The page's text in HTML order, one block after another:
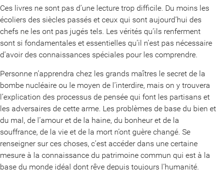
Ces livres ne sont pas d’une lecture trop difficile. Du moins les
écoliers des siècles passés et ceux qui sont aujourd’hui des
chefs ne les ont pas jugés tels. Les vérités qu’ils renferment
sont si fondamentales et essentielles qu’il n’est pas nécessaire
d’avoir des connaissances spéciales pour les comprendre.
Personne n’apprendra chez les grands maîtres le secret de la
bombe nucléaire ou le moyen de l’interdire, mais on y trouvera
l’explication des processus de pensée qui font les partisans et
les adversaires de cette arme. Les problèmes de base du bien et
du mal, de l’amour et de la haine, du bonheur et de la
souffrance, de la vie et de la mort n’ont guère changé. Se
renseigner sur ces choses, c’est accéder dans une certaine
mesure à la connaissance du patrimoine commun qui est à la
base du monde idéal dont rêve depuis toujours l’humanité.